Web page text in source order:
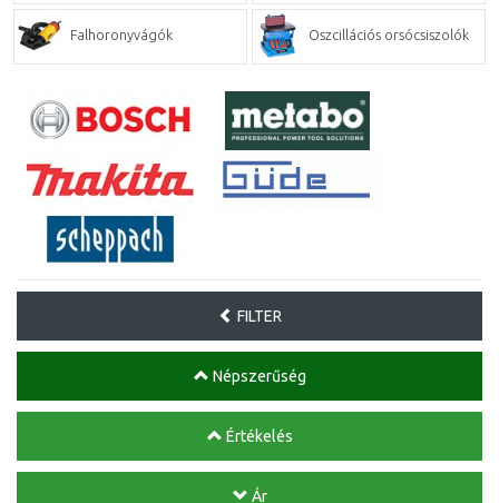
Falhoronyvágók Oszcillációs orsócsiszolók
FILTER
Népszerűség
Értékelés
Ár